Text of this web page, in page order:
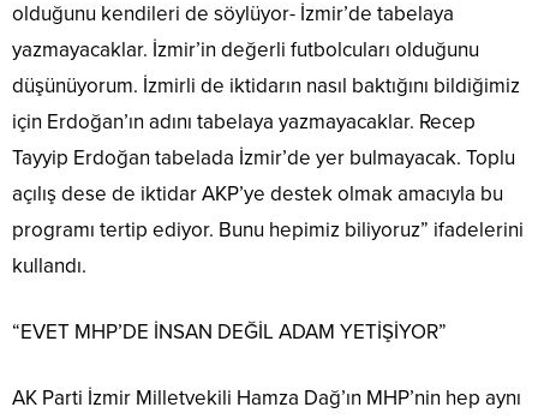
olduğunu kendileri de söylüyor- İzmir’de tabelaya
yazmayacaklar. İzmir’in değerli futbolcuları olduğunu
düşünüyorum. İzmirli de iktidarın nasıl baktığını bildiğimiz
için Erdoğan’ın adını tabelaya yazmayacaklar. Recep
Tayyip Erdoğan tabelada İzmir’de yer bulmayacak. Toplu
açılış dese de iktidar AKP’ye destek olmak amacıyla bu
programı tertip ediyor. Bunu hepimiz biliyoruz” ifadelerini
kullandı.
“EVET MHP’DE İNSAN DEĞİL ADAM YETİŞİYOR”
AK Parti İzmir Milletvekili Hamza Dağ’ın MHP’nin hep aynı